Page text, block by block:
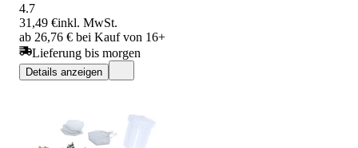
4.7
31,49 €inkl. MwSt.
ab 26,76 € bei Kauf von 16+
Lieferung bis morgen
Details anzeigen